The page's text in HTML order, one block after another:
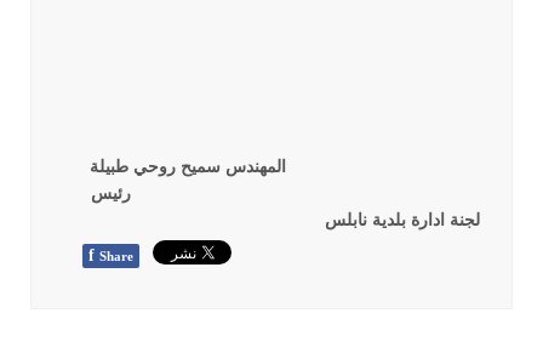
المهندس سميح روحي طبيلة
رئيس
لجنة ادارة بلدية نابلس
f Share